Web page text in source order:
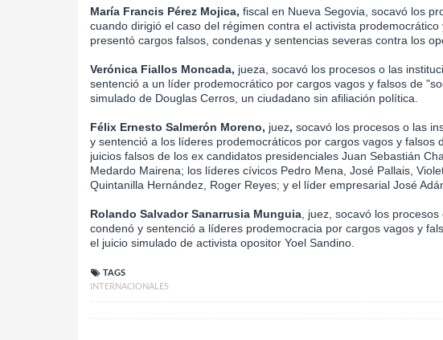
María Francis Pérez Mojica, fiscal en Nueva Segovia, socavó los
cuando dirigió el caso del régimen contra el activista
presentó cargos falsos, condenas y sentencias severas contra los
Verónica Fiallos Moncada, jueza, socavó los procesos o las
sentenció a un líder prodemocrático por cargos vagos y falsos de
simulado de Douglas Cerros, un ciudadano sin afiliación política.
Félix Ernesto Salmerón Moreno, juez, socavó los procesos o las
y sentenció a los líderes prodemocráticos por cargos vagos y falsos
juicios falsos de los ex candidatos presidenciales Juan Sebastián
Medardo Mairena; los líderes cívicos Pedro Mena, José Pallais,
Quintanilla Hernández, Roger Reyes; y el líder empresarial José
Rolando Salvador Sanarrusia Munguia , juez, socavó los
condenó y sentenció a líderes prodemocracia por cargos vagos y
el juicio simulado de activista opositor Yoel Sandino.
TAGS
INTERNACIONALES